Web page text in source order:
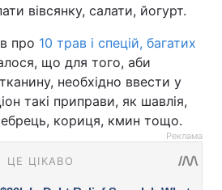
вівсянку, салати, йогурт.
про 10 трав і спецій, багатих
що для того, аби
необхідно ввести у
такі приправи, як шавлія,
кориця, кмин тощо.
Реклама